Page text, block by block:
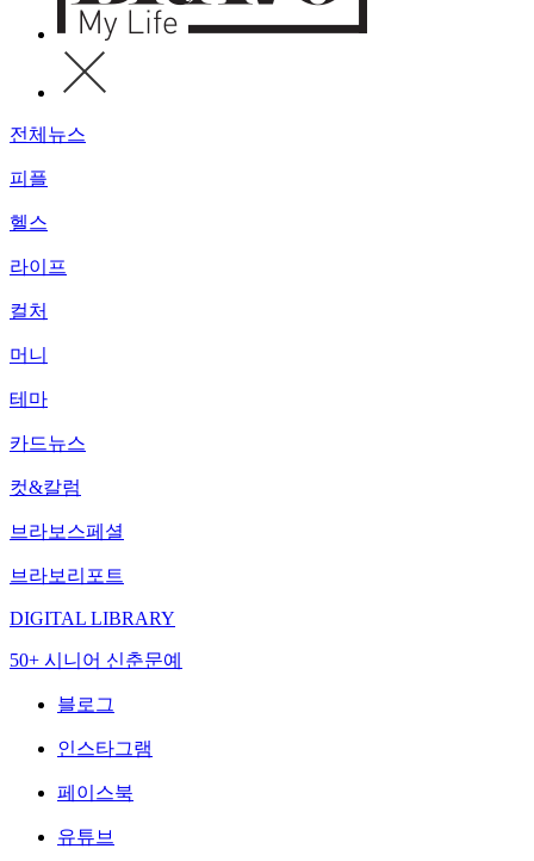
전체뉴스
피플
헬스
라이프
컬처
머니
테마
카드뉴스
컷&칼럼
브라보스페셜
브라보리포트
DIGITAL LIBRARY
50+ 시니어 신춘문예
블로그
인스타그램
페이스북
유튜브